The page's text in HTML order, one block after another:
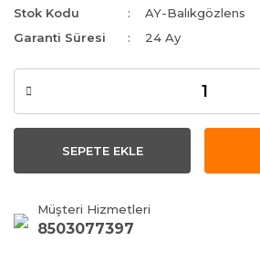
Stok Kodu
AY-Balıkgözlens
Garanti Süresi
24 Ay
SEPETE EKLE
Müşteri Hizmetleri
8503077397